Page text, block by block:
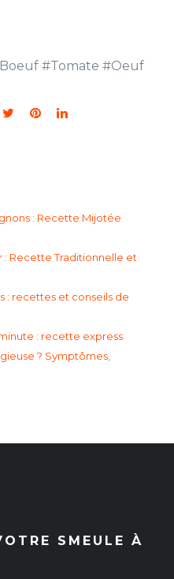
Boeuf #Tomate #Oeuf
: Recette Mijotée
Recette Traditionnelle et
: recettes et conseils de
: recette express
? Symptômes,
SMEULE À